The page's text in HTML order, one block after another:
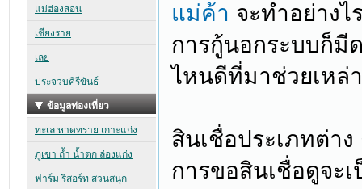
แม่ค้า จะทำอย่างไ
การกู้นอกระบบก็มี
ไหนดีที่มาช่วยเหล่
สินเชื่อประเภทต่า
การขอสินเชื่อดูจะ